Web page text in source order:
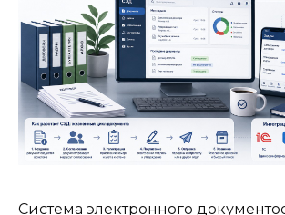
Система электронного